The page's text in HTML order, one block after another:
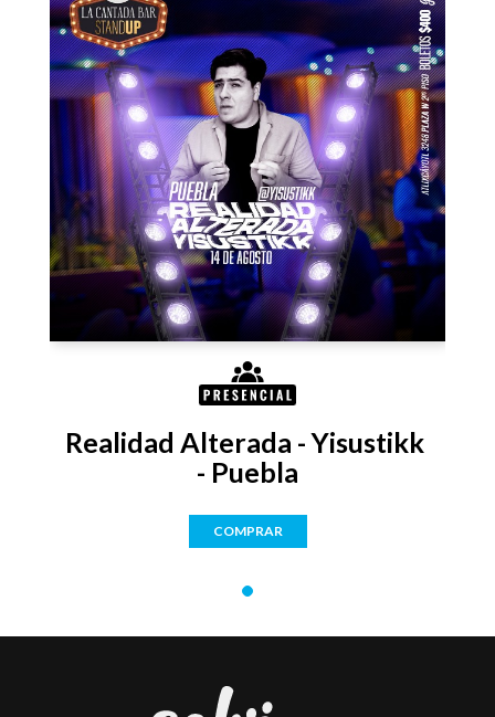
Realidad Alterada - Yisustikk
- Puebla
COMPRAR